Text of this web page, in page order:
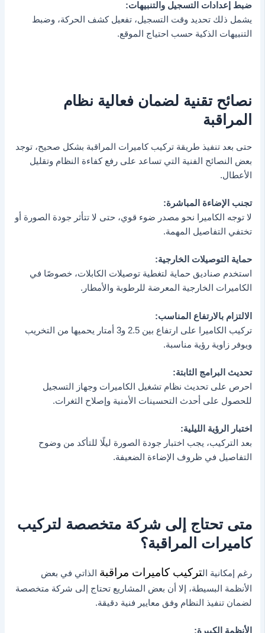
ضبط إعدادات التسجيل والتنبيهات:
يشمل ذلك تحديد وقت التسجيل، تفعيل كشف الحركة، وضبط
التنبيهات الذكية حسب احتياج الموقع.
نصائح تقنية لضمان فعالية نظام
المراقبة
حتى بعد تنفيذ طريقة تركيب كاميرات المراقبة بشكل صحيح، توجد
بعض النصائح الفنية التي تساعد على رفع كفاءة النظام وتقليل
الأعطال.
تجنب الإضاءة المباشرة:
لا توجه الكاميرا نحو مصدر ضوء قوي، حتى لا تتأثر جودة الصورة أو
تختفي التفاصيل المهمة.
حماية التوصيلات الخارجية:
استخدم صناديق حماية لتغطية توصيلات الكابلات، خصوصًا في
الكاميرات الخارجية المعرضة للرطوبة والأمطار.
الالتزام بالارتفاع المناسب:
تركيب الكاميرا على ارتفاع بين 2.5 و3 أمتار يحميها من التخريب
ويوفر زاوية رؤية مناسبة.
تحديث البرامج الثابتة:
احرص على تحديث نظام تشغيل الكاميرات وجهاز التسجيل
للحصول على أحدث التحسينات الأمنية وإصلاح الثغرات.
اختبار الرؤية الليلية:
بعد التركيب، يجب اختبار جودة الصورة ليلًا للتأكد من وضوح
التفاصيل في ظروف الإضاءة الضعيفة.
متى تحتاج إلى شركة متخصصة لتركيب
كاميرات المراقبة؟
رغم إمكانية التركيب كاميرات مراقبة الذاتي في بعض
الأنظمة البسيطة، إلا أن بعض المشاريع تحتاج إلى شركة متخصصة
لضمان تنفيذ النظام وفق معايير فنية دقيقة.
الأنظمة الكبيرة: